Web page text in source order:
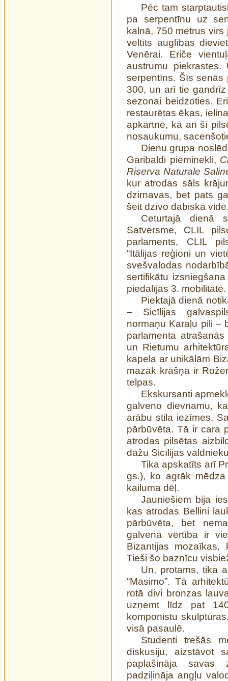
Pēc tam
pa serpentīnu uz
kalnā, 750 metrus
veltīts auglības
Venērai. Eriče
austrumu
serpentīns. Šīs senās
300, un arī tie
sezonai beidzoties.
restaurētas ēkas,
apkārtnē, kā arī šī
nosaukumu,
Dienu grupa
Garibaldi pieminekli,
Riserva Naturale
kur atrodas sāls
dzirnavas, bet pats
šeit dzīvo dabiskā
Ceturtajā dienā
Satversme, CLIL
parlaments, CLIL
“Itālijas reģioni un
svešvalodas
sertifikātu
piedalījās 3. mobilitātē.
Piektajā dienā
– Sicīlijas
normaņu Karaļu pili –
parlamenta
un Rietumu
kapela ar unikālām
mazāk krāšņa ir
telpas.
Ekskursanti
galveno dievnamu,
arābu stila iezīmes.
pārbūvēta. Tā ir cara
atrodas pilsētas
dažu Sicīlijas
Tika apskatīts arī
gs.), ko agrāk mēdza
kailuma dēļ.
Jauniešiem bija
kas atrodas Bellini
pārbūvēta, bet
galvenā vērtība ir
Bizantijas
Tieši šo baznīcu
Un, protams, tika
“Masimo”. Tā
rotā divi bronzas
uzņemt līdz pat
komponistu
visā pasaulē.
Studenti trešās
diskusiju, aizstāvot
paplašināja savas
padziļināja angļu